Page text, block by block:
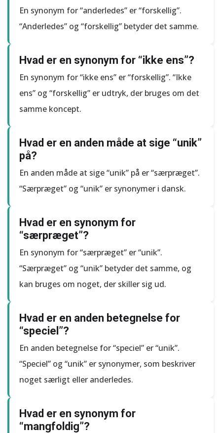
En synonym for “anderledes” er “forskellig”.
“Anderledes” og “forskellig” betyder det samme.
Hvad er en synonym for “ikke ens”?
En synonym for “ikke ens” er “forskellig”. “Ikke
ens” og “forskellig” er udtryk, der bruges om det
samme koncept.
Hvad er en anden måde at sige “unik”
på?
En anden måde at sige “unik” på er “særpræget”.
“Særpræget” og “unik” er synonymer i dansk.
Hvad er en synonym for
“særpræget”?
En synonym for “særpræget” er “unik”.
“Særpræget” og “unik” betyder det samme, og
kan bruges om noget, der skiller sig ud.
Hvad er en anden betegnelse for
“speciel”?
En anden betegnelse for “speciel” er “unik”.
“Speciel” og “unik” er synonymer, som beskriver
noget særligt eller anderledes.
Hvad er en synonym for
“mangfoldig”?